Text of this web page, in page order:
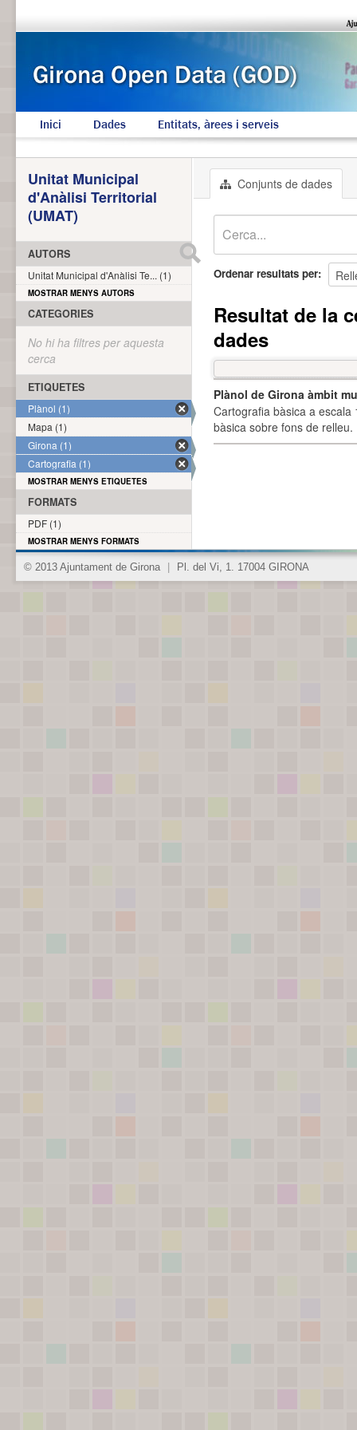
Inici Dades Entitats, àrees i serveis
Conjunts de dades
Ordenar resultats per
Resultat de la
dades
Plànol de Girona àmbit
Cartografia bàsica a
bàsica sobre fons de
Unitat Municipal
d'Anàlisi Territorial
(UMAT)
AUTORS
Unitat Municipal d'Anàlisi Te... (1)
MOSTRAR MENYS AUTORS
CATEGORIES
No hi ha filtres per aquesta
cerca
ETIQUETES
Plànol (1)
Mapa (1)
Girona (1)
Cartografia (1)
MOSTRAR MENYS ETIQUETES
FORMATS
PDF (1)
MOSTRAR MENYS FORMATS
© 2013 Ajuntament de Girona Pl. del Vi, 1. 17004 GIRONA